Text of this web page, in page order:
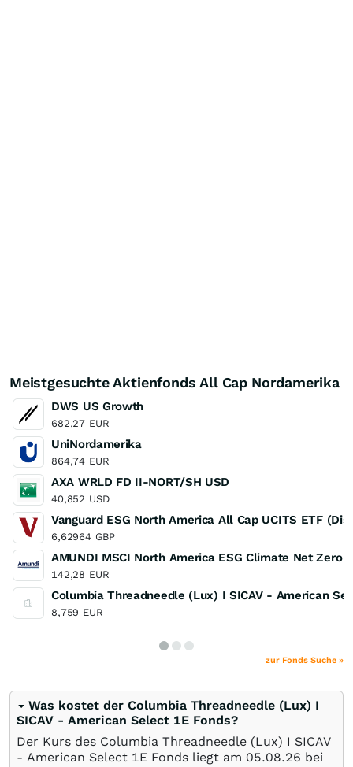
Meistgesuchte Aktienfonds All Cap Nordamerika
DWS US Growth
682,27 EUR
UniNordamerika
864,74 EUR
AXA WRLD FD II-NORT/SH USD
40,852 USD
Vanguard ESG North America All Cap UCITS ETF
6,62964 GBP
AMUNDI MSCI North America ESG Climate Net Zero
142,28 EUR
Columbia Threadneedle (Lux) I SICAV - American
8,759 EUR
zur Fonds Suche »
Was kostet der Columbia Threadneedle (Lux) I
SICAV - American Select 1E Fonds?
Der Kurs des Columbia Threadneedle (Lux) I SICAV
- American Select 1E Fonds liegt am 05.08.26 bei